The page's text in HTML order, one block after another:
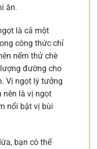
ăn.
là cả một
công thức chỉ
nếm thử chè
đường cho
Vị ngọt lý tưởng
nên là vị ngọt
nổi bật vị bùi
bạn có thể